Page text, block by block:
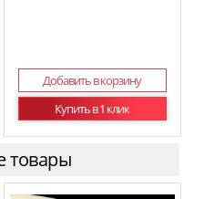
Добавить в корзину
Купить в 1 клик
товары